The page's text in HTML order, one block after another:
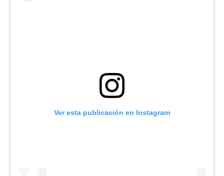
Ver esta publicación en Instagram